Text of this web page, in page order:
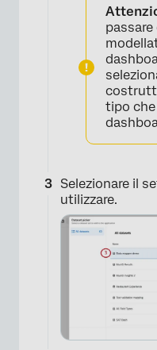
tipo che
Selezionare il
utilizzare.